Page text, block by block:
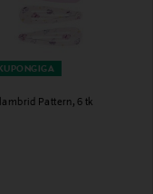
Pattern, 6 tk